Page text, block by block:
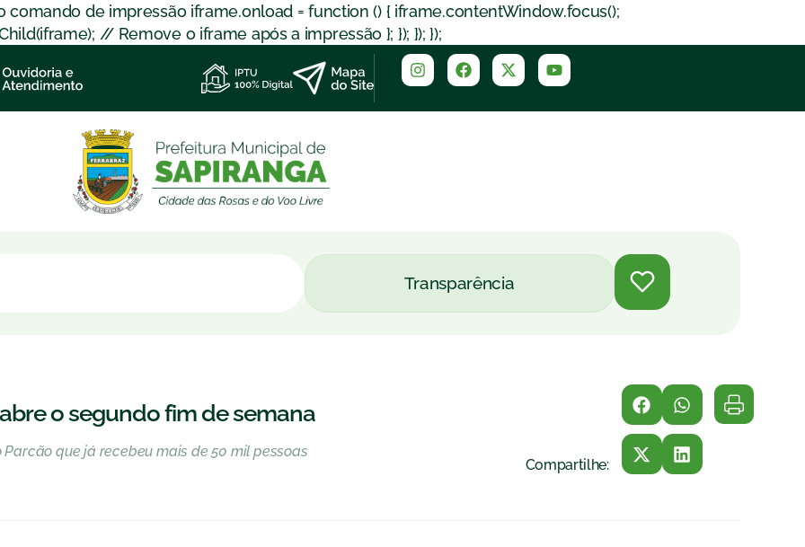
de impressão iframe.onload = function () { iframe.contentWindow.focus();
// Remove o iframe após a impressão }; }); }); });
Transparência
o segundo fim de semana
que já recebeu mais de 50 mil pessoas
Compartilhe: